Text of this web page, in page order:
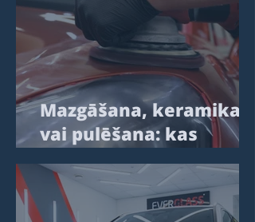
Mazgāšana, keramika
vai pulēšana: kas
patiesībā ietekmē
automobiļa izskatu
ilgtermiņā